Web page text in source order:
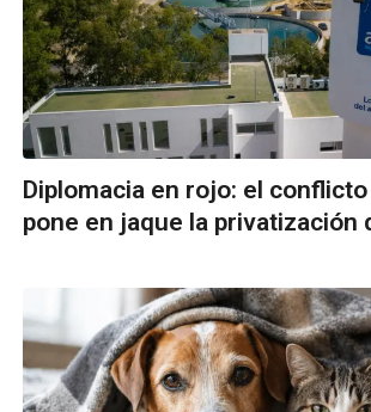
Diplomacia en rojo: el conflicto
pone en jaque la privatización